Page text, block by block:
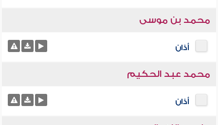
محمد بن موسى
أذان
محمد عبد الحكيم
أذان